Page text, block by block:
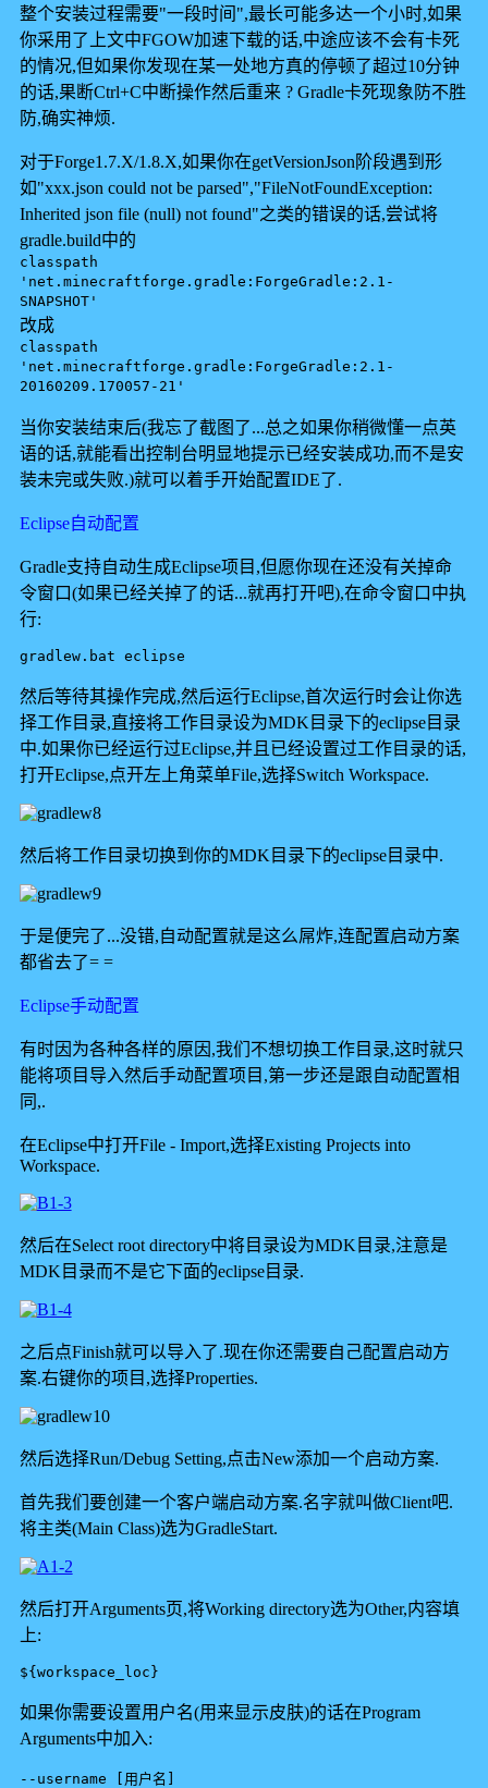
整个安装过程需要"一段时间",最长可能多达一个小时,如果
你采用了上文中FGOW加速下载的话,中途应该不会有卡死
的情况,但如果你发现在某一处地方真的停顿了超过10分钟
的话,果断Ctrl+C中断操作然后重来 ? Gradle卡死现象防不胜
防,确实神烦.
对于Forge1.7.X/1.8.X,如果你在getVersionJson阶段遇到形
如"xxx.json could not be parsed","FileNotFoundException:
Inherited json file (null) not found"之类的错误的话,尝试将
gradle.build中的
classpath
'net.minecraftforge.gradle:ForgeGradle:2.1-
SNAPSHOT'
改成
classpath
'net.minecraftforge.gradle:ForgeGradle:2.1-
20160209.170057-21'
当你安装结束后(我忘了截图了...总之如果你稍微懂一点英
语的话,就能看出控制台明显地提示已经安装成功,而不是安
装未完或失败.)就可以着手开始配置IDE了.
Eclipse自动配置
Gradle支持自动生成Eclipse项目,但愿你现在还没有关掉命
令窗口(如果已经关掉了的话...就再打开吧),在命令窗口中执
行:
gradlew.bat eclipse
然后等待其操作完成,然后运行Eclipse,首次运行时会让你选
择工作目录,直接将工作目录设为MDK目录下的eclipse目录
中.如果你已经运行过Eclipse,并且已经设置过工作目录的话,
打开Eclipse,点开左上角菜单File,选择Switch Workspace.
然后将工作目录切换到你的MDK目录下的eclipse目录中.
于是便完了...没错,自动配置就是这么屌炸,连配置启动方案
都省去了= =
Eclipse手动配置
有时因为各种各样的原因,我们不想切换工作目录,这时就只
能将项目导入然后手动配置项目,第一步还是跟自动配置相
同,.
在Eclipse中打开File - Import,选择Existing Projects into
Workspace.
然后在Select root directory中将目录设为MDK目录,注意是
MDK目录而不是它下面的eclipse目录.
之后点Finish就可以导入了.现在你还需要自己配置启动方
案.右键你的项目,选择Properties.
然后选择Run/Debug Setting,点击New添加一个启动方案.
首先我们要创建一个客户端启动方案.名字就叫做Client吧.
将主类(Main Class)选为GradleStart.
然后打开Arguments页,将Working directory选为Other,内容填
上:
${workspace_loc}
如果你需要设置用户名(用来显示皮肤)的话在Program
Arguments中加入:
--username [用户名]